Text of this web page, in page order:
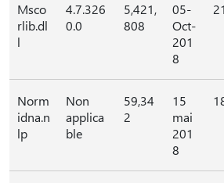
Msco
rlib.dl
l
4.7.326
0.0
5,421,
808
05-
Oct-
201
8
Norm
idna.n
lp
Non
applica
ble
59,34
2
15
mai
201
8